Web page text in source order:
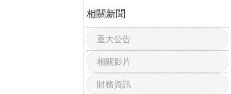
相關新聞
重大公告
相關影片
財務資訊